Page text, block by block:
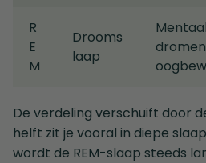
R
E
M
Drooms
laap
De verdeling verschuift door
helft zit je vooral in diepe
wordt de REM-slaap steeds